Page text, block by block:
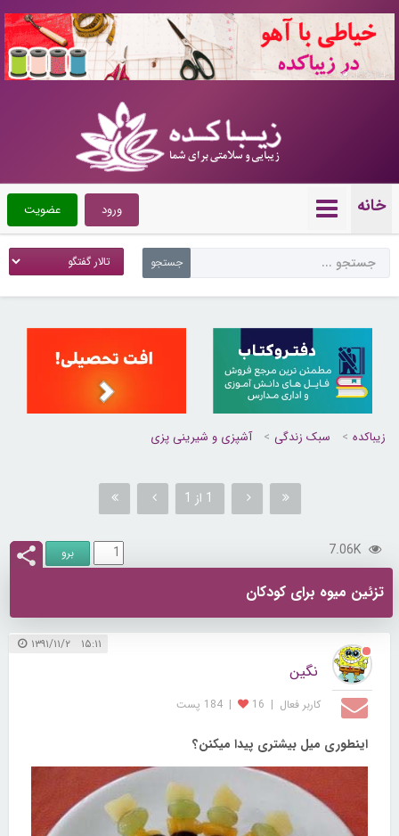
10722042
خانه عضویت ورود
زیباکده سبک زندگی آشپزی و شیرینی پزی
1 از 1
7.06K
تزئین میوه برای کودکان
۱۵:۱۱ ۱۳۹۱/۱۱/۲
نگین
کاربر فعال |
16
| 184 پست
اینطوری میل بیشتری پیدا میکنن؟